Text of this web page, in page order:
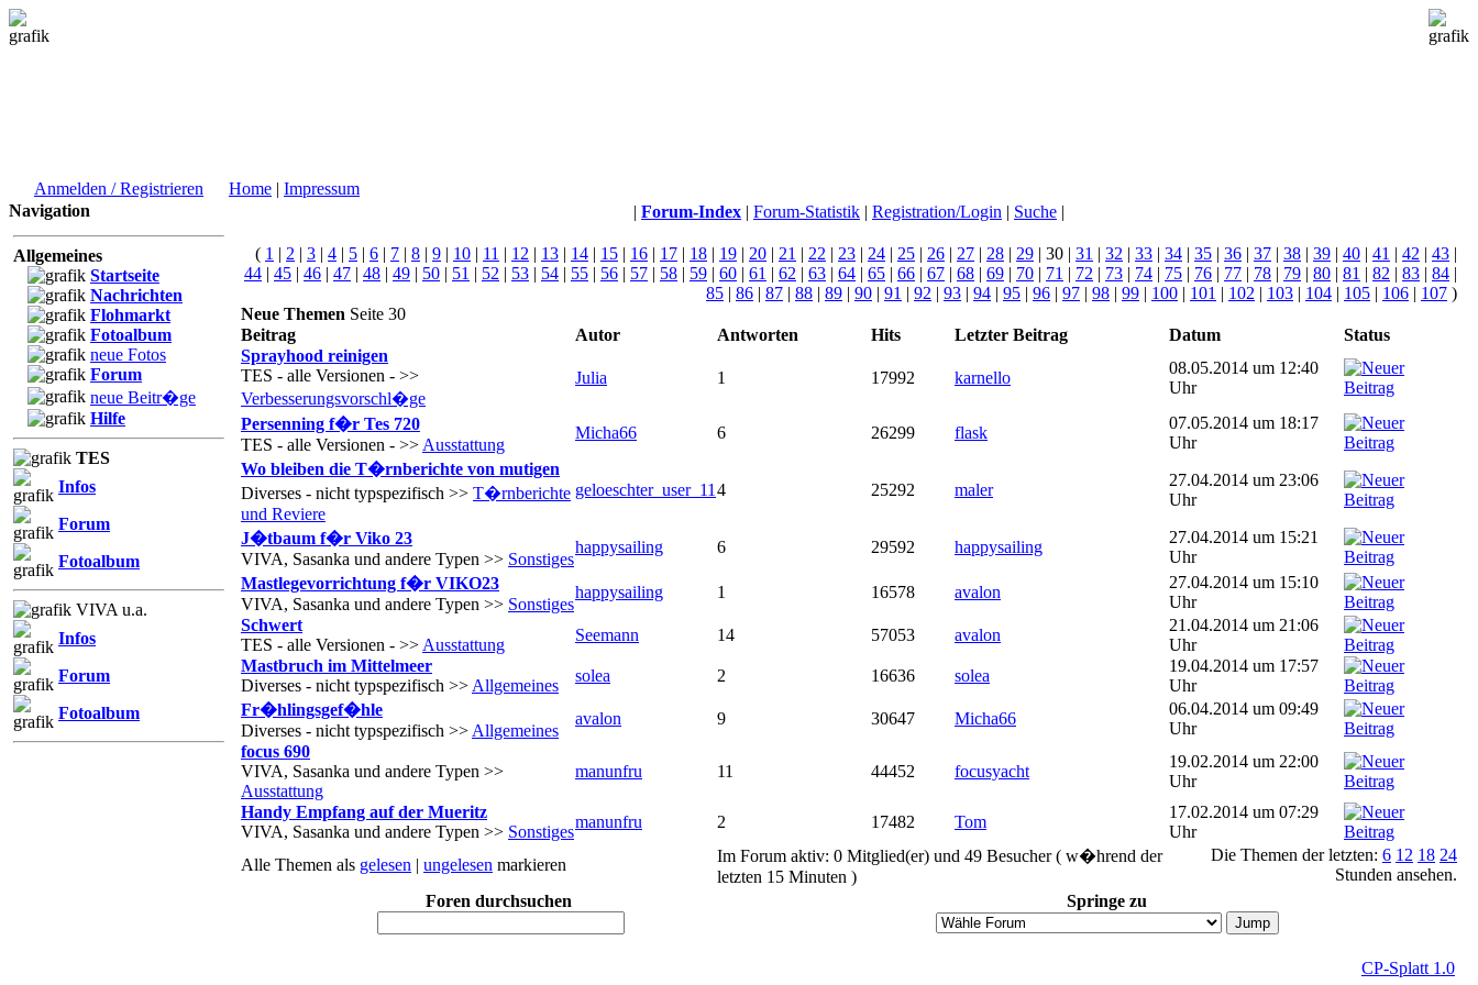
Anmelden / Registrieren Home | Impressum
Navigation
Allgemeines
Startseite
Nachrichten
Flohmarkt
Fotoalbum
neue Fotos
Forum
neue Beitr�ge
Hilfe
TES
Infos
Forum
Fotoalbum
VIVA u.a.
Infos
Forum
Fotoalbum
| Forum-Index | Forum-Statistik | Registration/Login | Suche |
( 1 | 2 | 3 | 4 | 5 | 6 | 7 | 8 | 9 | 10 | 11 | 12 | 13 | 14 | 15 | 16 | 17 | 18 | 19 | 20 | 21 | 22 | 23 | 24 | 25 | 26 | 27 | 28 | 29 | 30 | 31 | 32 | 33 | 34 | 35 | 36 | 37 | 38 | 39 | 40 | 41 | 42 | 43 |
44 | 45 | 46 | 47 | 48 | 49 | 50 | 51 | 52 | 53 | 54 | 55 | 56 | 57 | 58 | 59 | 60 | 61 | 62 | 63 | 64 | 65 | 66 | 67 | 68 | 69 | 70 | 71 | 72 | 73 | 74 | 75 | 76 | 77 | 78 | 79 | 80 | 81 | 82 | 83 | 84 |
85 | 86 | 87 | 88 | 89 | 90 | 91 | 92 | 93 | 94 | 95 | 96 | 97 | 98 | 99 | 100 | 101 | 102 | 103 | 104 | 105 | 106 | 107 )
Neue Themen Seite 30
Beitrag
Autor Antworten Hits Letzter Beitrag Datum
Status
Sprayhood reinigen
TES - alle Versionen - >>
Verbesserungsvorschl�ge
Julia 1 17992 karnello
08.05.2014 um 12:40
Uhr
Persenning f�r Tes 720
TES - alle Versionen - >> Ausstattung
Micha66 6 26299 flask
07.05.2014 um 18:17
Uhr
Wo bleiben die T�rnberichte von mutigen
Diverses - nicht typspezifisch >> T�rnberichte
und Reviere
geloeschter_user_11 4 25292 maler
27.04.2014 um 23:06
Uhr
J�tbaum f�r Viko 23
VIVA, Sasanka und andere Typen >> Sonstiges
happysailing 6 29592 happysailing
27.04.2014 um 15:21
Uhr
Mastlegevorrichtung f�r VIKO23
VIVA, Sasanka und andere Typen >> Sonstiges
happysailing 1 16578 avalon
27.04.2014 um 15:10
Uhr
Schwert
TES - alle Versionen - >> Ausstattung
Seemann 14 57053 avalon
21.04.2014 um 21:06
Uhr
Mastbruch im Mittelmeer
Diverses - nicht typspezifisch >> Allgemeines
solea 2 16636 solea
19.04.2014 um 17:57
Uhr
Fr�hlingsgef�hle
Diverses - nicht typspezifisch >> Allgemeines
avalon 9 30647 Micha66
06.04.2014 um 09:49
Uhr
focus 690
VIVA, Sasanka und andere Typen >>
Ausstattung
manunfru 11 44452 focusyacht
19.02.2014 um 22:00
Uhr
Handy Empfang auf der Mueritz
VIVA, Sasanka und andere Typen >> Sonstiges
manunfru 2 17482 Tom
17.02.2014 um 07:29
Uhr
Alle Themen als gelesen | ungelesen markieren
Im Forum aktiv: 0 Mitglied(er) und 49 Besucher ( w�hrend der
letzten 15 Minuten )
Die Themen der letzten: 6 12 18 24
Stunden ansehen.
Foren durchsuchen
Springe zu
CP-Splatt 1.0